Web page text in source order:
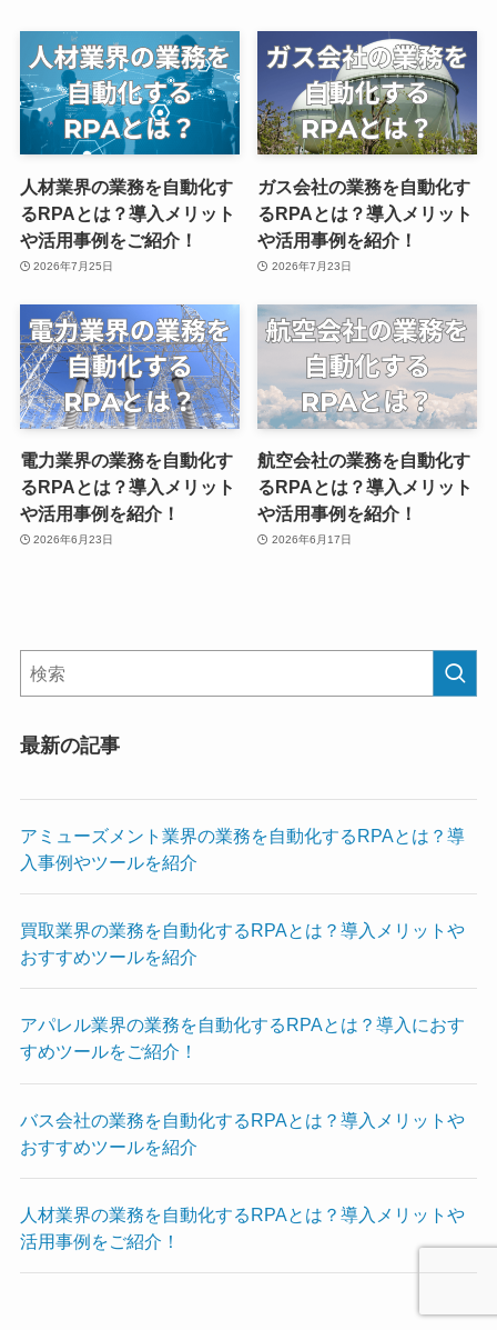
人材業界の業務を自動化す
るRPAとは？導入メリット
や活用事例をご紹介！
2026年7月25日
ガス会社の業務を自動化す
るRPAとは？導入メリット
や活用事例を紹介！
2026年7月23日
電力業界の業務を自動化す
るRPAとは？導入メリット
や活用事例を紹介！
2026年6月23日
航空会社の業務を自動化す
るRPAとは？導入メリット
や活用事例を紹介！
2026年6月17日
最新の記事
アミューズメント業界の業務を自動化するRPAとは？導
入事例やツールを紹介
買取業界の業務を自動化するRPAとは？導入メリットや
おすすめツールを紹介
アパレル業界の業務を自動化するRPAとは？導入におす
すめツールをご紹介！
バス会社の業務を自動化するRPAとは？導入メリットや
おすすめツールを紹介
人材業界の業務を自動化するRPAとは？導入メリットや
活用事例をご紹介！